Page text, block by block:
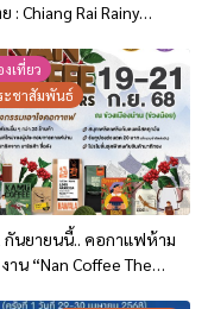
: Chiang Rai Rainy
เที่ยว
ะชาสัมพันธ์
กันยายนนี้.. คอกาแฟห้าม
าน “Nan Coffee The